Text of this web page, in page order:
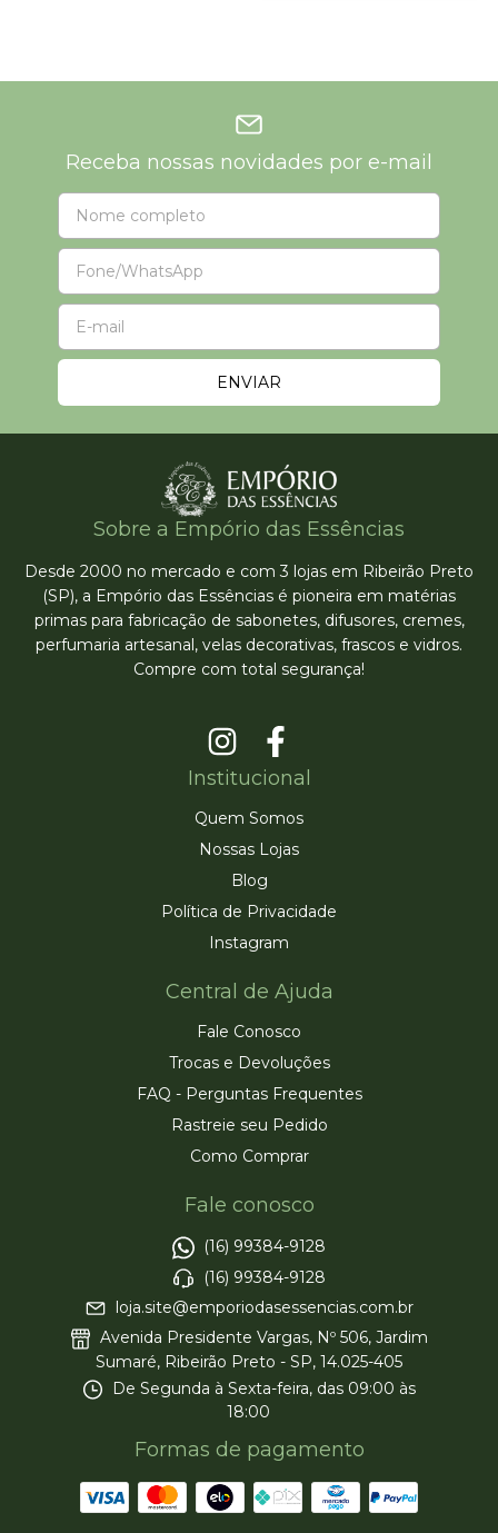
Receba nossas novidades por e-mail
Sobre a Empório das Essências
Desde 2000 no mercado e com 3 lojas em Ribeirão Preto
(SP), a Empório das Essências é pioneira em matérias
primas para fabricação de sabonetes, difusores, cremes,
perfumaria artesanal, velas decorativas, frascos e vidros.
Compre com total segurança!
Institucional
Quem Somos
Nossas Lojas
Blog
Política de Privacidade
Instagram
Central de Ajuda
Fale Conosco
Trocas e Devoluções
FAQ - Perguntas Frequentes
Rastreie seu Pedido
Como Comprar
Fale conosco
(16) 99384-9128
(16) 99384-9128
loja.site@emporiodasessencias.com.br
Avenida Presidente Vargas, Nº 506, Jardim
Sumaré, Ribeirão Preto - SP, 14.025-405
De Segunda à Sexta-feira, das 09:00 às
18:00
Formas de pagamento